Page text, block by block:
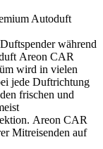
während
Areon CAR
wird in vielen
jede Duftrichtung
frischen und
Areon CAR
Mitreisenden auf